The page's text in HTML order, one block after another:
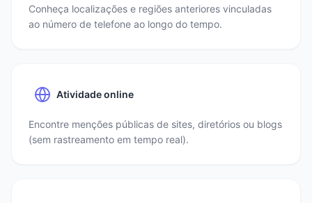
Conheça localizações e regiões anteriores vinculadas
ao número de telefone ao longo do tempo.
Atividade online
Encontre menções públicas de sites, diretórios ou blogs
(sem rastreamento em tempo real).